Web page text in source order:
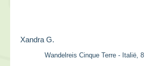
Xandra G.
Wandelreis Cinque Terre - Italië,